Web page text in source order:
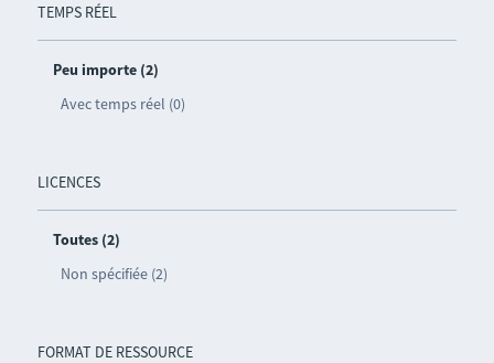
TEMPS RÉEL
Peu importe (2)
Avec temps réel (0)
LICENCES
Toutes (2)
Non spécifiée (2)
FORMAT DE RESSOURCE